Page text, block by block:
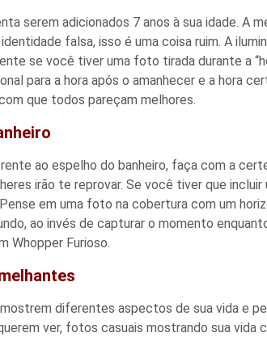
serem adicionados 7 anos à sua idade. A
falsa, isso é uma coisa ruim. A
se você tiver uma foto tirada durante a
para a hora após o amanhecer e a hora
que todos pareçam melhores.
ao espelho do banheiro, faça com a
irão te reprovar. Se você tiver que incluir
em uma foto na cobertura com um
ao invés de capturar o momento
Whopper Furioso.
diferentes aspectos de sua vida e
ver, fotos casuais mostrando sua vida